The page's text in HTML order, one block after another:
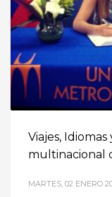
Viajes,
multinacional
MARTES, 02 ENERO